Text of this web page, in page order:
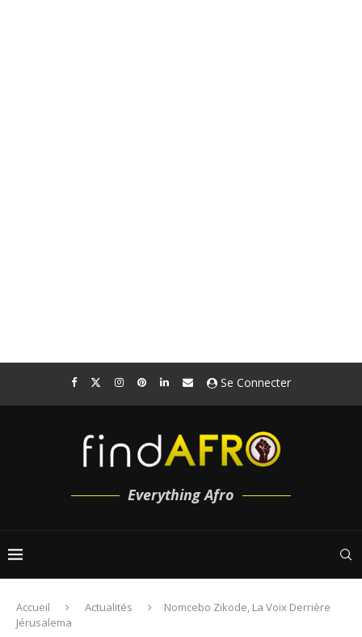
Se Connecter
Everything Afro
Accueil Actualités
Nomcebo Zikode, La Voix Derrière
Jérusalema